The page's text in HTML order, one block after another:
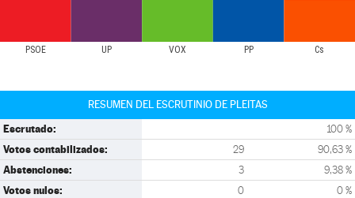
PSOE UP VOX PP Cs
RESUMEN DEL ESCRUTINIO DE PLEITAS
Escrutado: 100 %
Votos contabilizados: 29 90,63 %
Abstenciones: 3 9,38 %
Votos nulos: 0 0 %